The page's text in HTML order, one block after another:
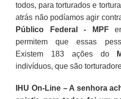
todos, para torturados e
atrás não podíamos agir
Público Federal - MPF
permitem que essas
Existem 183 ações do
indivíduos, que são
IHU On-Line – A senhora